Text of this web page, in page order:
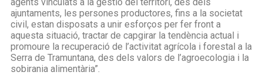
ajuntaments, les persones productores, fins a la societat
civil, estan disposats a unir esforços per fer front a
aquesta situació, tractar de capgirar la tendència actual i
promoure la recuperació de l’activitat agrícola i forestal a la
Serra de Tramuntana, des dels valors de l’agroecologia i la
sobirania alimentària”.